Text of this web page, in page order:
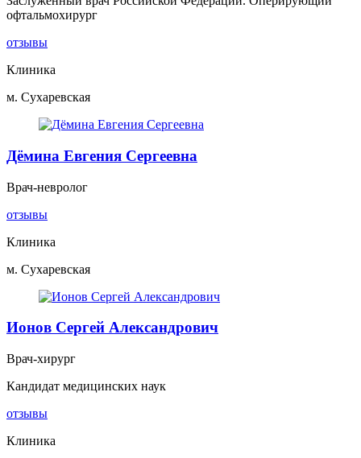
офтальмохирург
отзывы
Клиника
м. Сухаревская
Дёмина Евгения Сергеевна
Врач-невролог
отзывы
Клиника
м. Сухаревская
Ионов Сергей Александрович
Врач-хирург
Кандидат медицинских наук
отзывы
Клиника